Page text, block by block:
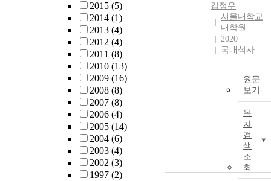
2015 (5)
2014 (1)
2013 (4)
2012 (4)
2011 (8)
2010 (13)
2009 (16)
2008 (8)
2007 (8)
2006 (4)
2005 (14)
2004 (6)
2003 (4)
2002 (3)
1997 (2)
김정우
서울대학교
대학원
2020
국내석사
원문
보기
목
차
검
색
조
회